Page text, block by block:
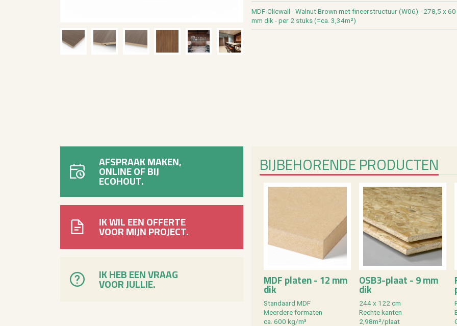
MDF-Clic­wall - Wal­nut Brown met fi­neer­struc­tuur (W06) - 278,5 x
mm dik - per 2 stuks (=ca. 3,34m²)
AFSPRAAK MAKEN,
ONLINE OF BIJ
ECOHOUT.
IK WIL EEN OFFERTE
VOOR MIJN PROJECT.
IK HEB EEN VRAAG
VOOR JULLIE.
BIJ­BE­HO­REN­DE PRO­DUC­TEN
MDF pla­ten - 12 mm
dik
Stan­daard MDF
Meer­de­re for­ma­ten
ca. 600 kg/m³
OSB3-plaat - 9 mm
dik
244 x 122 cm
Rech­te kan­ten
2,98m²/plaat